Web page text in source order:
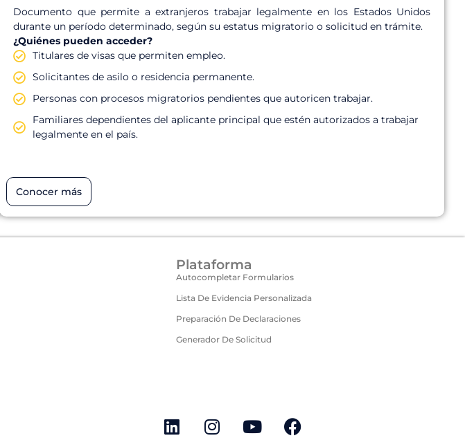
Documento que permite a extranjeros trabajar legalmente en los Estados Unidos
durante un período determinado, según su estatus migratorio o solicitud en trámite.
¿Quiénes pueden acceder?
Titulares de visas que permiten empleo.
Solicitantes de asilo o residencia permanente.
Personas con procesos migratorios pendientes que autoricen trabajar.
Familiares dependientes del aplicante principal que estén autorizados a trabajar
legalmente en el país.
Conocer más
Plataforma
Autocompletar Formularios
Lista De Evidencia Personalizada
Preparación De Declaraciones
Generador De Solicitud